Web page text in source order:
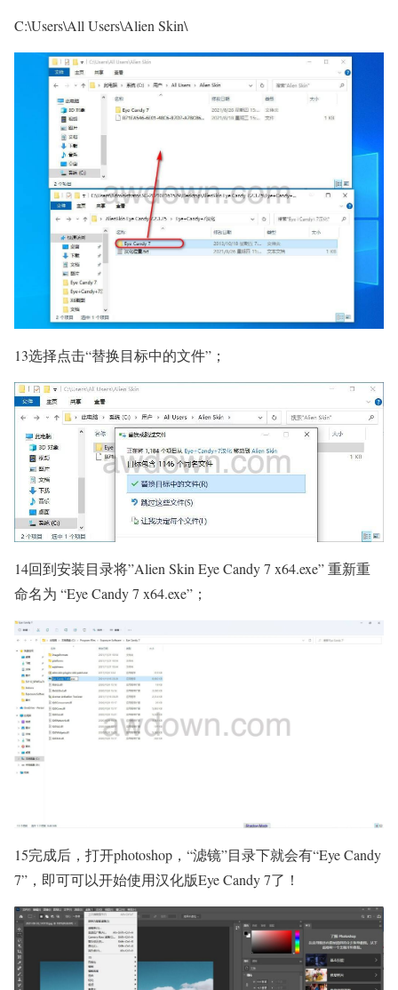
C:\Users\All Users\Alien Skin\
13选择点击“替换目标中的文件”；
14回到安装目录将”Alien Skin Eye Candy 7 x64.exe” 重新重
命名为 “Eye Candy 7 x64.exe”；
15完成后，打开photoshop，“滤镜”目录下就会有“Eye Candy
7”，即可可以开始使用汉化版Eye Candy 7了！